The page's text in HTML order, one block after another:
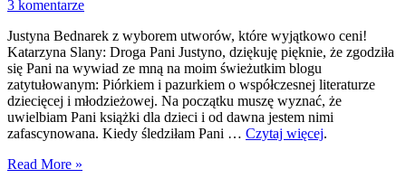
3 komentarze
Justyna Bednarek z wyborem utworów, które wyjątkowo ceni!
Katarzyna Slany: Droga Pani Justyno, dziękuję pięknie, że zgodziła
się Pani na wywiad ze mną na moim świeżutkim blogu
zatytułowanym: Piórkiem i pazurkiem o współczesnej literaturze
dziecięcej i młodzieżowej. Na początku muszę wyznać, że
uwielbiam Pani książki dla dzieci i od dawna jestem nimi
zafascynowana. Kiedy śledziłam Pani … Czytaj więcej.
Read More »